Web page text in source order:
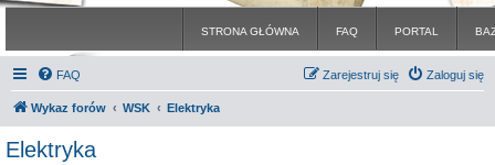
STRONA GŁÓWNA FAQ PORTAL
FAQ Zaloguj się
Zarejestruj się
Wykaz forów WSK Elektryka
Elektryka